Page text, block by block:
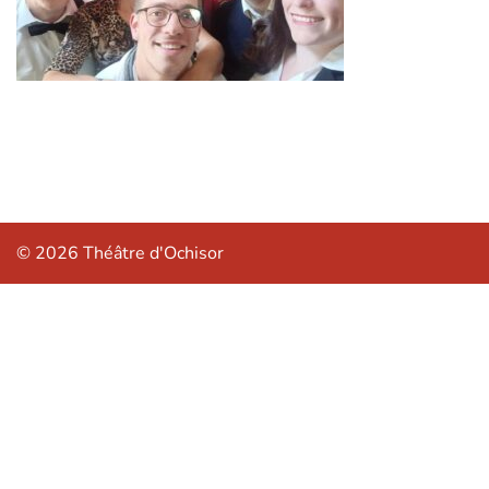
© 2026 Théâtre d'Ochisor